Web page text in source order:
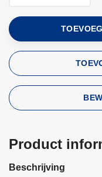
Product
Beschrijving